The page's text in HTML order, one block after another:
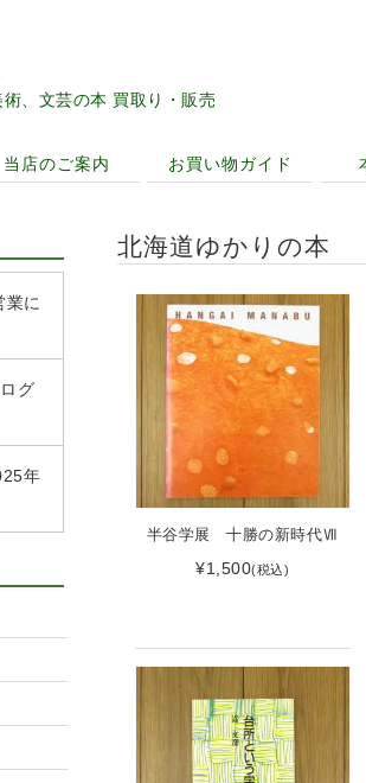
術、文芸の本 買取り・販売
当店のご案内 お買い物ガイド
北海道ゆかりの本
半谷学展 十勝の新時代Ⅶ
¥1,500(税込)
業に
グ
年